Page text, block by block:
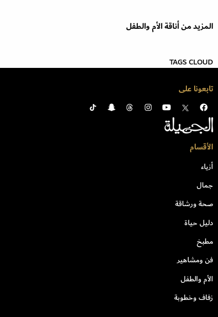
المزيد من أناقة الأم والطفل
TAGS CLOUD
تابعونا على
الأقسام
أزياء
جمال
صحة ورشاقة
دليل حياة
مطبخ
فن ومشاهير
الأم والطفل
زفاف وخطوبة